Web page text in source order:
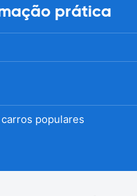
prática
populares